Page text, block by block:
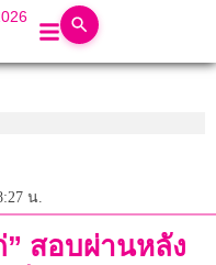
น.
” สอบผ่านหลัง